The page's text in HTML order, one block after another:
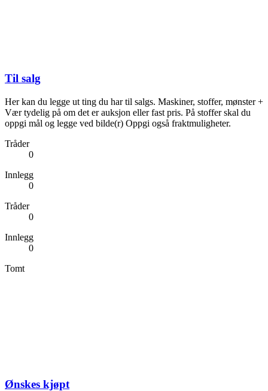
Til salg
Her kan du legge ut ting du har til salgs. Maskiner, stoffer, mønster +
Vær tydelig på om det er auksjon eller fast pris. På stoffer skal du
oppgi mål og legge ved bilde(r) Oppgi også fraktmuligheter.
Tråder
0
Innlegg
0
Tråder
0
Innlegg
0
Tomt
Ønskes kjøpt